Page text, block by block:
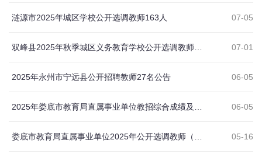
07-05
涟源市2025年城区学校公开选调教师163人
07-01
06-05
2025年永州市宁远县公开招聘教师27名公告
06-05
05-16